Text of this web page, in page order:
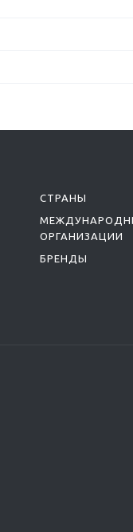
СТРАНЫ
ОРГАНИЗАЦИИ
БРЕНДЫ